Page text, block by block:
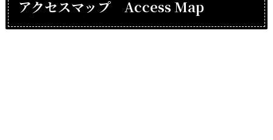
アクセスマップ Access Map